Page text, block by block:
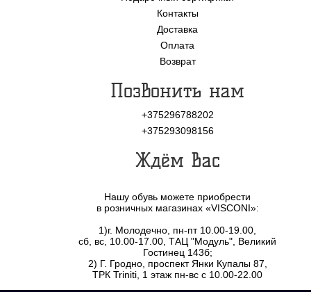
Контакты
Доставка
Оплата
Возврат
Позвонить нам
+375296788202
+375293098156
Ждём Вас
Нашу обувь можете приобрести
в розничных магазинах «VISCONI»:
1)г. Молодечно, пн-пт 10.00-19.00,
сб, вс, 10.00-17.00, ТАЦ "Модуль", Великий
Гостинец 143б;
2) Г. Гродно, проспект Янки Купалы 87,
ТРК Triniti, 1 этаж пн-вс с 10.00-22.00